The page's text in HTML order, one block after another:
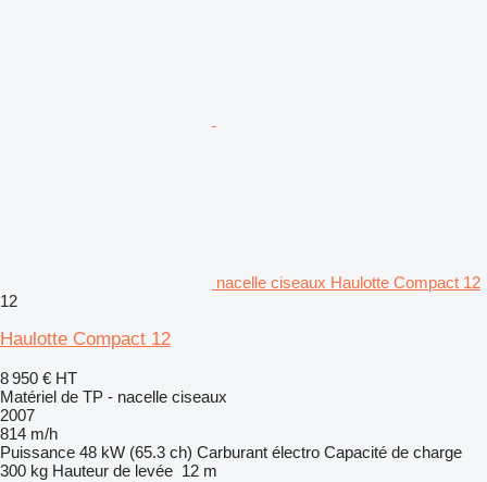
nacelle ciseaux Haulotte Compact 12
12
Haulotte Compact 12
8 950 € HT
Matériel de TP - nacelle ciseaux
2007
814 m/h
Puissance 48 kW (65.3 ch) Carburant électro Capacité de charge
300 kg Hauteur de levée 12 m